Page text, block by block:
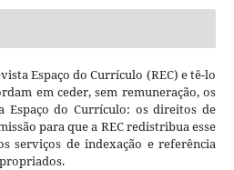
Espaço do Currículo (REC) e tê-lo
em ceder, sem remuneração, os
Espaço do Currículo: os direitos de
para que a REC redistribua esse
serviços de indexação e referência